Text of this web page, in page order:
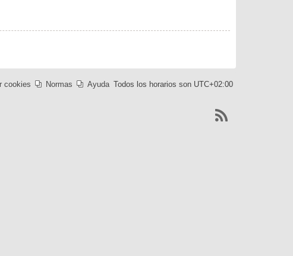
Todos los horarios son UTC+02:00
Ayuda
Normas
cookies